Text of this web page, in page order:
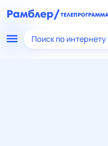
Поиск по интернету